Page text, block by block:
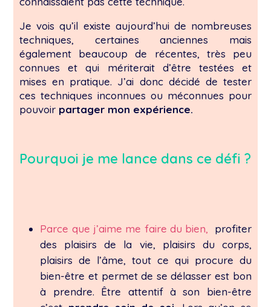
Je vois qu’il existe aujourd’hui de nombreuses
techniques, certaines anciennes mais
également beaucoup de récentes, très peu
connues et qui mériterait d’être testées et
mises en pratique. J’ai donc décidé de tester
ces techniques inconnues ou méconnues pour
pouvoir partager mon expérience.
Pourquoi je me lance dans ce défi ?
Parce que j’aime me faire du bien, profiter
des plaisirs de la vie, plaisirs du corps,
plaisirs de l’âme, tout ce qui procure du
bien-être et permet de se délasser est bon
à prendre. Être attentif à son bien-être